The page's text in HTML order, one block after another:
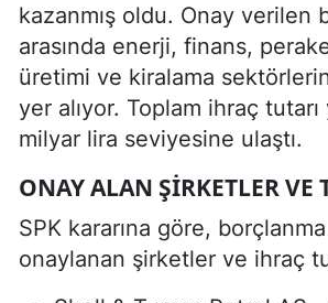
kazanmış oldu. Onay verilen
arasında enerji, finans,
üretimi ve kiralama
yer alıyor. Toplam ihraç tutarı
milyar lira seviyesine ulaştı.
ONAY ALAN ŞIRKETLER VE
SPK kararına göre, borçlanma
onaylanan şirketler ve ihraç